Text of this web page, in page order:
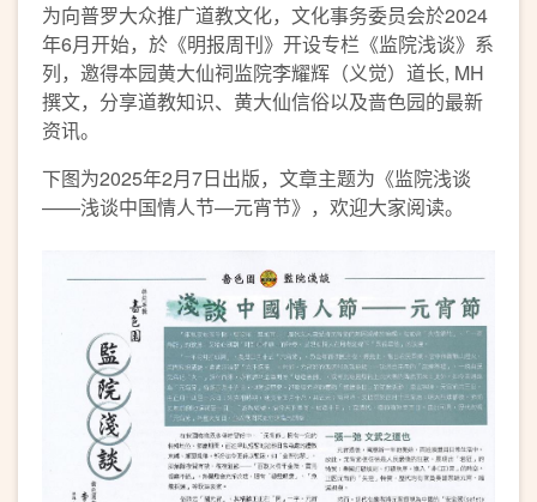
为向普罗大众推广道教文化，文化事务委员会於2024
年6月开始，於《明报周刊》开设专栏《监院浅谈》系
列，邀得本园黄大仙祠监院李耀辉（义觉）道长, MH
撰文，分享道教知识、黄大仙信俗以及啬色园的最新
资讯。
下图为2025年2月7日出版，文章主题为《监院浅谈
——浅谈中国情人节—元宵节》，欢迎大家阅读。